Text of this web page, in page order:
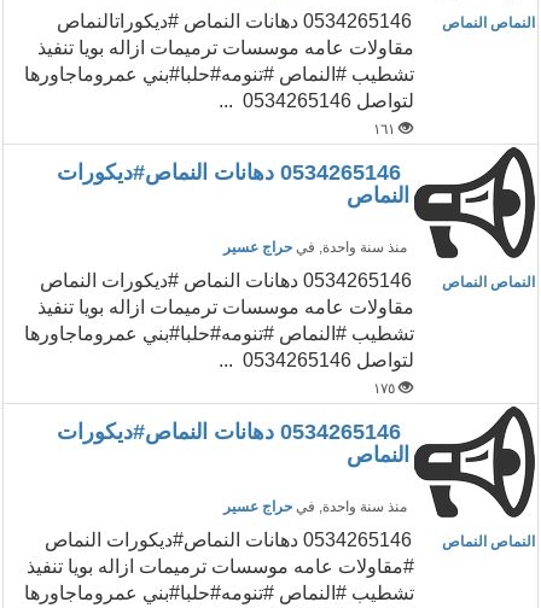
النماص النماص
0534265146 دهانات النماص #ديكوراتالنماص
مقاولات عامه موسسات ترميمات ازاله بويا تنفيذ
تشطيب #النماص #تنومه#حلبا#بني عمروماجاورها
لتواصل 0534265146 ...
١٦١
0534265146 دهانات النماص#ديكورات
النماص
منذ سنة واحدة, في حراج عسير
النماص النماص
0534265146 دهانات النماص #ديكورات النماص
مقاولات عامه موسسات ترميمات ازاله بويا تنفيذ
تشطيب #النماص #تنومه#حلبا#بني عمروماجاورها
لتواصل 0534265146 ...
١٧٥
0534265146 دهانات النماص#ديكورات
النماص
منذ سنة واحدة, في حراج عسير
النماص النماص
0534265146 دهانات النماص#ديكورات النماص
#مقاولات عامه موسسات ترميمات ازاله بويا تنفيذ
تشطيب #النماص #تنومه#حلبا#بني عمروماجاورها